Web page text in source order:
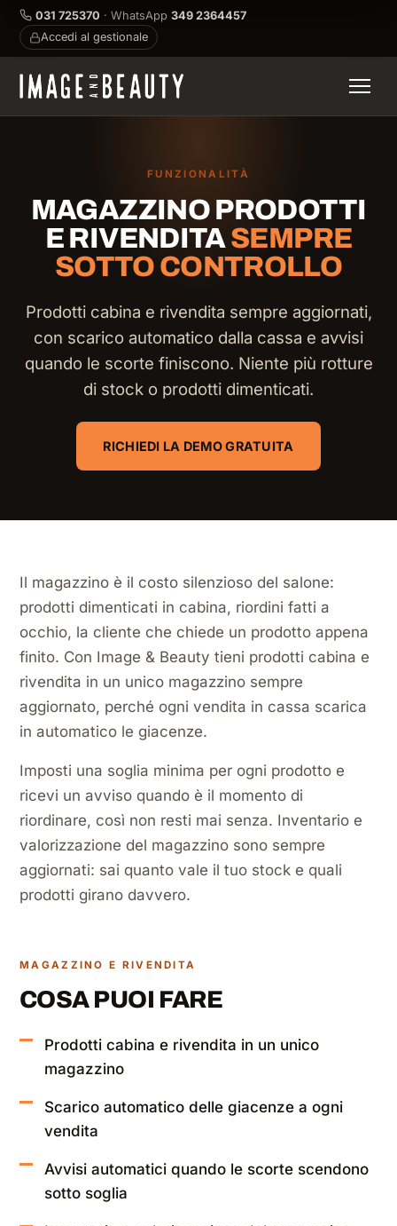
031 725370 · WhatsApp 349 2364457
Accedi al gestionale
FUNZIONALITÀ
MAGAZZINO PRODOTTI
E RIVENDITASEMPRE
SOTTO CONTROLLO
Prodotti cabina e rivendita sempre aggiornati,
con scarico automatico dalla cassa e avvisi
quando le scorte finiscono. Niente più rotture
di stock o prodotti dimenticati.
RICHIEDI LA DEMO GRATUITA
Il magazzino è il costo silenzioso del salone:
prodotti dimenticati in cabina, riordini fatti a
occhio, la cliente che chiede un prodotto appena
finito. Con Image & Beauty tieni prodotti cabina e
rivendita in un unico magazzino sempre
aggiornato, perché ogni vendita in cassa scarica
in automatico le giacenze.
Imposti una soglia minima per ogni prodotto e
ricevi un avviso quando è il momento di
riordinare, così non resti mai senza. Inventario e
valorizzazione del magazzino sono sempre
aggiornati: sai quanto vale il tuo stock e quali
prodotti girano davvero.
MAGAZZINO E RIVENDITA
COSA PUOI FARE
Prodotti cabina e rivendita in un unico
magazzino
Scarico automatico delle giacenze a ogni
vendita
Avvisi automatici quando le scorte scendono
sotto soglia